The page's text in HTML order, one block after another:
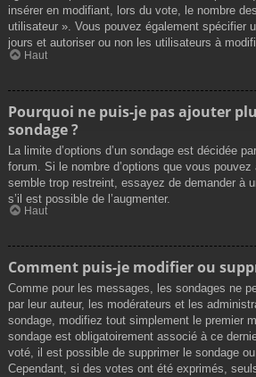
insérer en modifiant, lors du vote, le nombre
utilisateur ». Vous pouvez également spécifier
jours et autoriser ou non les utilisateurs à
Haut
Pourquoi ne puis-je pas ajouter
sondage ?
La limite d’options d’un sondage est décidée
forum. Si le nombre d’options que vous
semble trop restreint, essayez de demander à
s’il est possible de l’augmenter.
Haut
Comment puis-je modifier ou
Comme pour les messages, les sondages ne
par leur auteur, les modérateurs et les
sondage, modifiez tout simplement le premier
sondage est obligatoirement associé à ce
voté, il est possible de supprimer le sondage
Cependant, si des votes ont été exprimés,